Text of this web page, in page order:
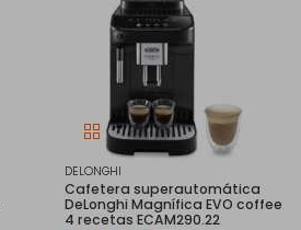
DELONGHI
Cafetera superautomática
DeLonghi Magnífica EVO coffee
4 recetas ECAM290.22